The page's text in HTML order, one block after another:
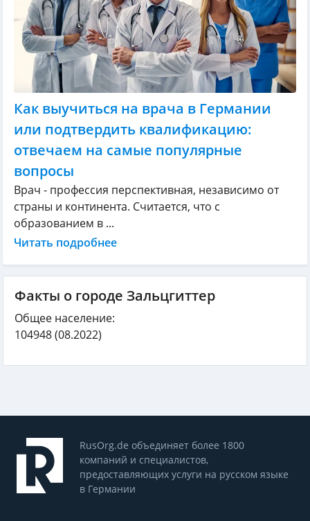
Как выучиться на врача в Германии
или подтвердить квалификацию:
отвечаем на самые популярные
вопросы
Врач - профессия перспективная, независимо от
страны и континента. Считается, что с
образованием в ...
Читать подробнее
Факты о городе Зальцгиттер
Общее население:
104948(08.2022)
RusOrg.de объединяет более 1800
компаний и специалистов,
предоставляющих услуги на русском языке
в Германии